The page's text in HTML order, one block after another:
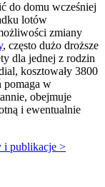
do domu wcześniej
lotów
zmiany
, często dużo droższe
dla jednej z rodzin
kosztowały 3800
pomaga w
obejmuje
i ewentualnie
i publikacje >